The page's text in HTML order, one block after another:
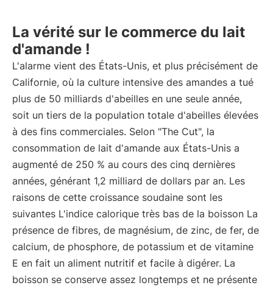
La vérité sur le commerce du lait
d'amande !
L'alarme vient des États-Unis, et plus précisément de
Californie, où la culture intensive des amandes a tué
plus de 50 milliards d'abeilles en une seule année,
soit un tiers de la population totale d'abeilles élevées
à des fins commerciales. Selon "The Cut", la
consommation de lait d'amande aux États-Unis a
augmenté de 250 % au cours des cinq dernières
années, générant 1,2 milliard de dollars par an. Les
raisons de cette croissance soudaine sont les
suivantes L'indice calorique très bas de la boisson La
présence de fibres, de magnésium, de zinc, de fer, de
calcium, de phosphore, de potassium et de vitamine
E en fait un aliment nutritif et facile à digérer. La
boisson se conserve assez longtemps et ne présente